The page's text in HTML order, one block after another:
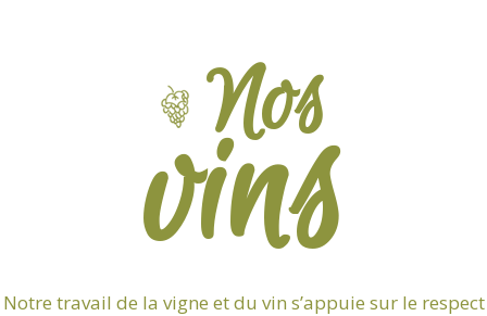
Nos
vins
Notre travail de la vigne et du vin s’appuie sur le respect